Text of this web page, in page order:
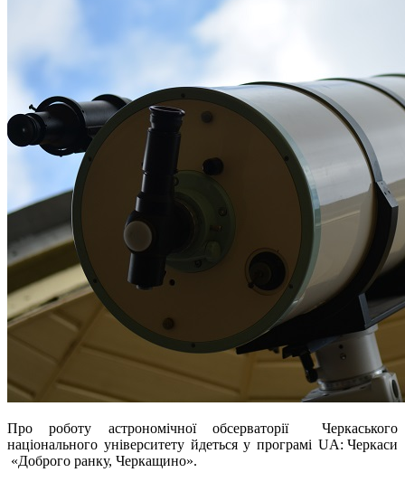
Про роботу астрономічної обсерваторії Черкаського
національного університету йдеться у програмі UA: Черкаси
«Доброго ранку, Черкащино».